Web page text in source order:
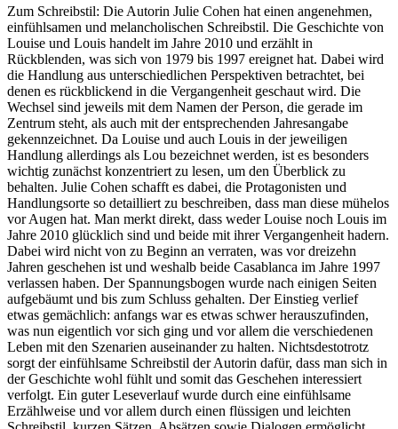
Zum Schreibstil: Die Autorin Julie Cohen hat einen angenehmen,
einfühlsamen und melancholischen Schreibstil. Die Geschichte von
Louise und Louis handelt im Jahre 2010 und erzählt in
Rückblenden, was sich von 1979 bis 1997 ereignet hat. Dabei wird
die Handlung aus unterschiedlichen Perspektiven betrachtet, bei
denen es rückblickend in die Vergangenheit geschaut wird. Die
Wechsel sind jeweils mit dem Namen der Person, die gerade im
Zentrum steht, als auch mit der entsprechenden Jahresangabe
gekennzeichnet. Da Louise und auch Louis in der jeweiligen
Handlung allerdings als Lou bezeichnet werden, ist es besonders
wichtig zunächst konzentriert zu lesen, um den Überblick zu
behalten. Julie Cohen schafft es dabei, die Protagonisten und
Handlungsorte so detailliert zu beschreiben, dass man diese mühelos
vor Augen hat. Man merkt direkt, dass weder Louise noch Louis im
Jahre 2010 glücklich sind und beide mit ihrer Vergangenheit hadern.
Dabei wird nicht von zu Beginn an verraten, was vor dreizehn
Jahren geschehen ist und weshalb beide Casablanca im Jahre 1997
verlassen haben. Der Spannungsbogen wurde nach einigen Seiten
aufgebäumt und bis zum Schluss gehalten. Der Einstieg verlief
etwas gemächlich: anfangs war es etwas schwer herauszufinden,
was nun eigentlich vor sich ging und vor allem die verschiedenen
Leben mit den Szenarien auseinander zu halten. Nichtsdestotrotz
sorgt der einfühlsame Schreibstil der Autorin dafür, dass man sich in
der Geschichte wohl fühlt und somit das Geschehen interessiert
verfolgt. Ein guter Leseverlauf wurde durch eine einfühlsame
Erzählweise und vor allem durch einen flüssigen und leichten